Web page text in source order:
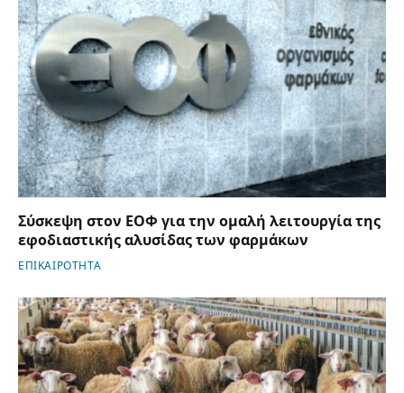
Σύσκεψη στον ΕΟΦ για την ομαλή λειτουργία της
εφοδιαστικής αλυσίδας των φαρμάκων
ΕΠΙΚΑΙΡΟΤΗΤΑ